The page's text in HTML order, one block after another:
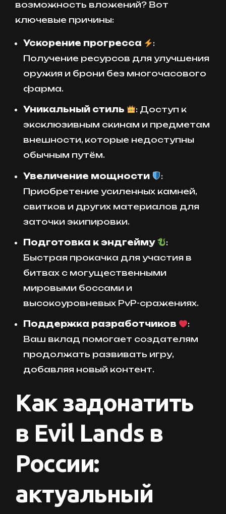
возможность вложений? Вот
ключевые причины:
Ускорение прогресса
:
Получение ресурсов для улучшения
оружия и брони без многочасового
фарма.
Уникальный стиль
: Доступ к
эксклюзивным скинам и предметам
внешности, которые недоступны
обычным путём.
Увеличение мощности
:
Приобретение усиленных камней,
свитков и других материалов для
заточки экипировки.
Подготовка к эндгейму
:
Быстрая прокачка для участия в
битвах с могущественными
мировыми боссами и
высокоуровневых PvP-сражениях.
Поддержка разработчиков
:
Ваш вклад помогает создателям
продолжать развивать игру,
добавляя новый контент.
Как задонатить
в Evil Lands в
России:
актуальный